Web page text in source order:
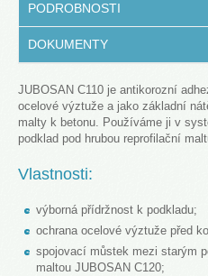
PODROBNOSTI
DOKUMENTY
JUBOSAN C110 je antikorozní
ocelové výztuže a jako základní
malty k betonu. Používáme ji v
podklad pod hrubou reprofilační
Vlastnosti:
výborná přídržnost k podkladu;
ochrana ocelové výztuže před
spojovací můstek mezi starým
maltou JUBOSAN C120;